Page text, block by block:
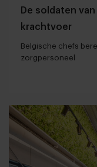
De soldaten
krachtvoer
Belgische chefs
zorgpersoneel